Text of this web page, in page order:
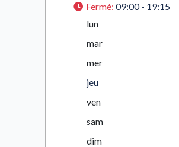
Fermé: 09:00 - 19:15
lun
mar
mer
jeu
ven
sam
dim